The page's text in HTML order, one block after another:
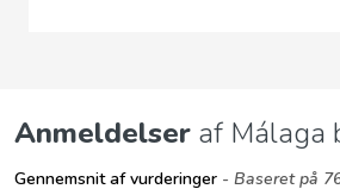
Anmeldelser af Málaga
Gennemsnit af vurderinger - Baseret på